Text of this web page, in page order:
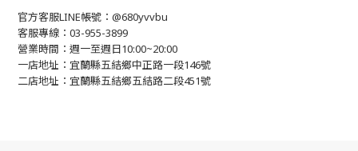
官方客服LINE帳號：@680yvvbu
客服專線：03-955-3899
營業時間：週一至週日10:00~20:00
一店地址：宜蘭縣五結鄉中正路一段146號
二店地址：宜蘭縣五結鄉五結路二段451號